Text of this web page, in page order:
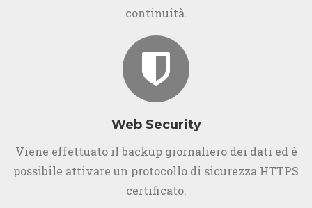
continuità.
Web Security
Viene effettuato il backup giornaliero dei dati ed è
possibile attivare un protocollo di sicurezza HTTPS
certificato.